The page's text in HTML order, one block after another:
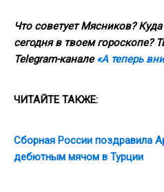
Что советует Мясников?
сегодня в твоем гороскопе?
Telegram-канале«А теперь
ЧИТАЙТЕ ТАКЖЕ:
Сборная России поздравила
дебютным мячом в Турции